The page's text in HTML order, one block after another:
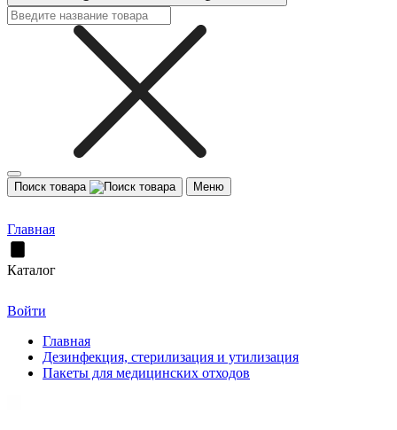
Поиск товара Меню
Главная
Каталог
Войти
Главная
Дезинфекция, стерилизация и утилизация
Пакеты для медицинских отходов